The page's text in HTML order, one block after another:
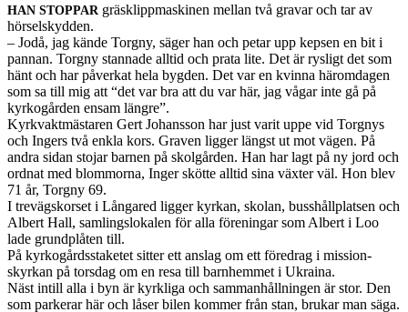
HAN STOPPAR gräsklipp­mask­i­nen mel­lan två gravar och tar av
hörsel­sky­d­den.
– Jodå, jag kände Torgny, säger han och petar upp kepsen en bit i
pan­nan. Torgny stan­nade alltid och prata lite. Det är rys­ligt det som
hänt och har påverkat hela byg­den. Det var en kvinna häromda­gen
som sa till mig att “det var bra att du var här, jag vågar inte gå på
kyrkogår­den ensam län­gre”.
Kyrk­vak­t­mästaren Gert Johans­son har just varit uppe vid Torgnys
och Ingers två enkla kors. Graven lig­ger längst ut mot vägen. På
andra sidan sto­jar bar­nen på skol­går­den. Han har lagt på ny jord och
ord­nat med blom­morna, Inger skötte alltid sina väx­ter väl. Hon blev
71 år, Torgny 69.
I trevägsko­rset i Lån­gared lig­ger kyrkan, skolan, busshållplat­sen och
Albert Hall, sam­lingslokalen för alla föreningar som Albert i Loo
lade grund­plåten till.
På kyrkogårdsstaketet sit­ter ett anslag om ett före­drag i mis­sion­
skyrkan på tors­dag om en resa till barn­hem­met i Ukraina.
Näst intill alla i byn är kyrk­liga och sam­man­håll­nin­gen är stor. Den
som park­erar här och låser bilen kom­mer från stan, brukar man säga.